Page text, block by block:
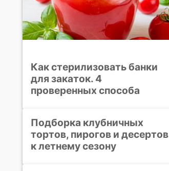
Как стерилизовать банки
для закаток. 4
проверенных способа
Подборка клубничных
тортов, пирогов и десертов
к летнему сезону